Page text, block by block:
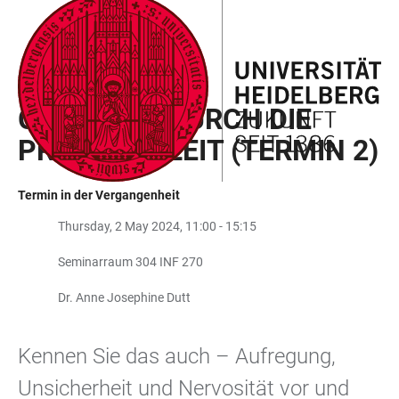
LINKS
ZUR
BARRIEREFREIHEIT
ZUM
HAUPTINHALT
HAUPTNAVIGATION
ÖFFNEN
WEBSEITENSUCHE
ÖFFNEN
STARK IM STUDIUM
GELASSEN DURCH DIE
PRÜFUNGSZEIT (TERMIN 2)
Termin in der Vergangenheit
Thursday, 2 May 2024, 11:00 - 15:15
Seminarraum 304 INF 270
Dr. Anne Josephine Dutt
Kennen Sie das auch – Aufregung,
Unsicherheit und Nervosität vor und